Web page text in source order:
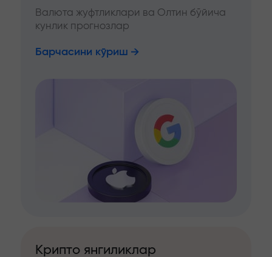
Валюта жуфтликлари ва Олтин бўйича
кунлик прогнозлар
Барчасини кўриш
Крипто янгиликлар